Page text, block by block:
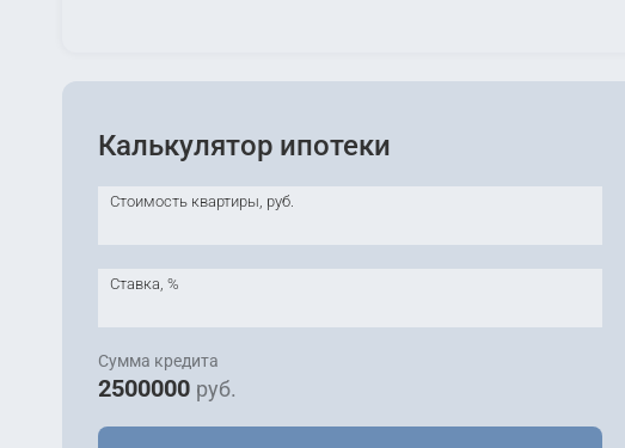
Калькулятор ипотеки
Стоимость квартиры, руб.
Ставка, %
Сумма кредита
2500000 руб.